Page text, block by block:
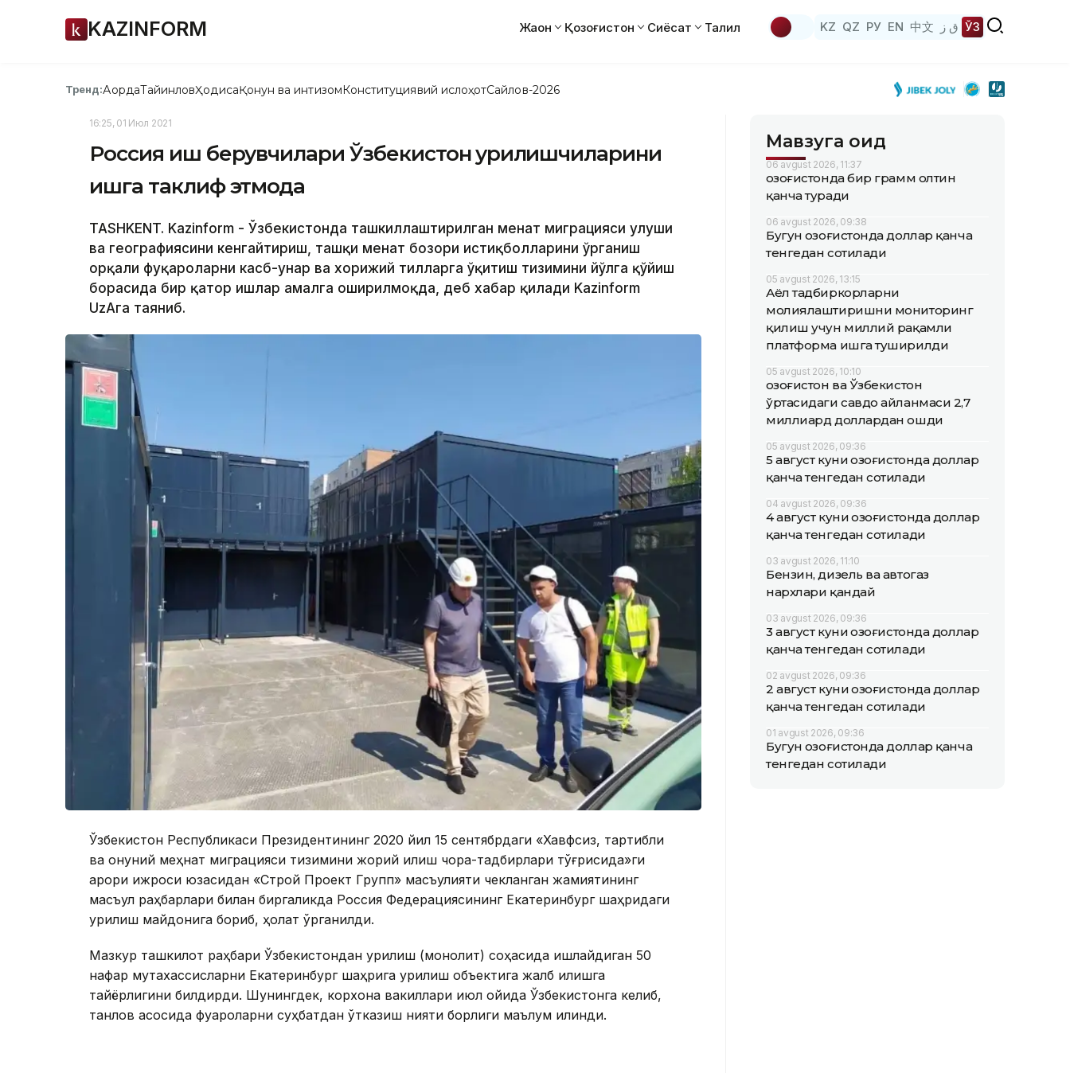
KAZINFORM Жаҳон Қозоғистон Сиёсат Таҳлил KZ QZ РУ EN 中文 ق ز ЎЗ
Тренд:АқордаТайинловҲодисаҚонун ва интизомКонституциявий ислоҳотСайлов-2026
16:25, 01 Июл 2021
Россия иш берувчилари Ўзбекистон қурилишчиларини
ишга таклиф этмоқда
TASHKENT. Kazinform - Ўзбекистонда ташкиллаштирилган меҳнат миграцияси улуши
ва географиясини кенгайтириш, ташқи меҳнат бозори истиқболларини ўрганиш
орқали фуқароларни касб-ҳунар ва хорижий тилларга ўқитиш тизимини йўлга қўйиш
борасида бир қатор ишлар амалга оширилмоқда, деб хабар қилади Kazinform
UzAга таяниб.
Ўзбекистон Республикаси Президентининг 2020 йил 15 сентябрдаги «Хавфсиз, тартибли
ва қонуний меҳнат миграцияси тизимини жорий қилиш чора-тадбирлари тўғрисида»ги
қарори ижроси юзасидан «Строй Проект Групп» масъулияти чекланган жамиятининг
масъул раҳбарлари билан биргаликда Россия Федерациясининг Екатеринбург шаҳридаги
қурилиш майдонига бориб, ҳолат ўрганилди.
Мазкур ташкилот раҳбари Ўзбекистондан қурилиш (монолит) соҳасида ишлайдиган 50
нафар мутахассисларни Екатеринбург шаҳрига қурилиш объектига жалб қилишга
тайёрлигини билдирди. Шунингдек, корхона вакиллари июл ойида Ўзбекистонга келиб,
танлов асосида фуқароларни суҳбатдан ўтказиш нияти борлиги маълум қилинди.
Мавзуга оид
06 avgust 2026, 11:37
Қозоғистонда бир грамм олтин
қанча туради
06 avgust 2026, 09:38
Бугун Қозоғистонда доллар қанча
тенгедан сотилади
05 avgust 2026, 13:15
Аёл тадбиркорларни
молиялаштиришни мониторинг
қилиш учун миллий рақамли
платформа ишга туширилди
05 avgust 2026, 10:10
Қозоғистон ва Ўзбекистон
ўртасидаги савдо айланмаси 2,7
миллиард доллардан ошди
05 avgust 2026, 09:36
5 август куни Қозоғистонда доллар
қанча тенгедан сотилади
04 avgust 2026, 09:36
4 август куни Қозоғистонда доллар
қанча тенгедан сотилади
03 avgust 2026, 11:10
Бензин, дизель ва автогаз
нархлари қандай
03 avgust 2026, 09:36
3 август куни Қозоғистонда доллар
қанча тенгедан сотилади
02 avgust 2026, 09:36
2 август куни Қозоғистонда доллар
қанча тенгедан сотилади
01 avgust 2026, 09:36
Бугун Қозоғистонда доллар қанча
тенгедан сотилади